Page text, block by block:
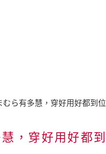
むら有多慧，穿好用好都到位
，穿好用好都到